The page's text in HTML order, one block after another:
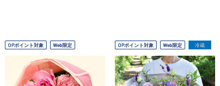
OPポイント対象 Web限定 OPポイント対象 Web限定 冷蔵